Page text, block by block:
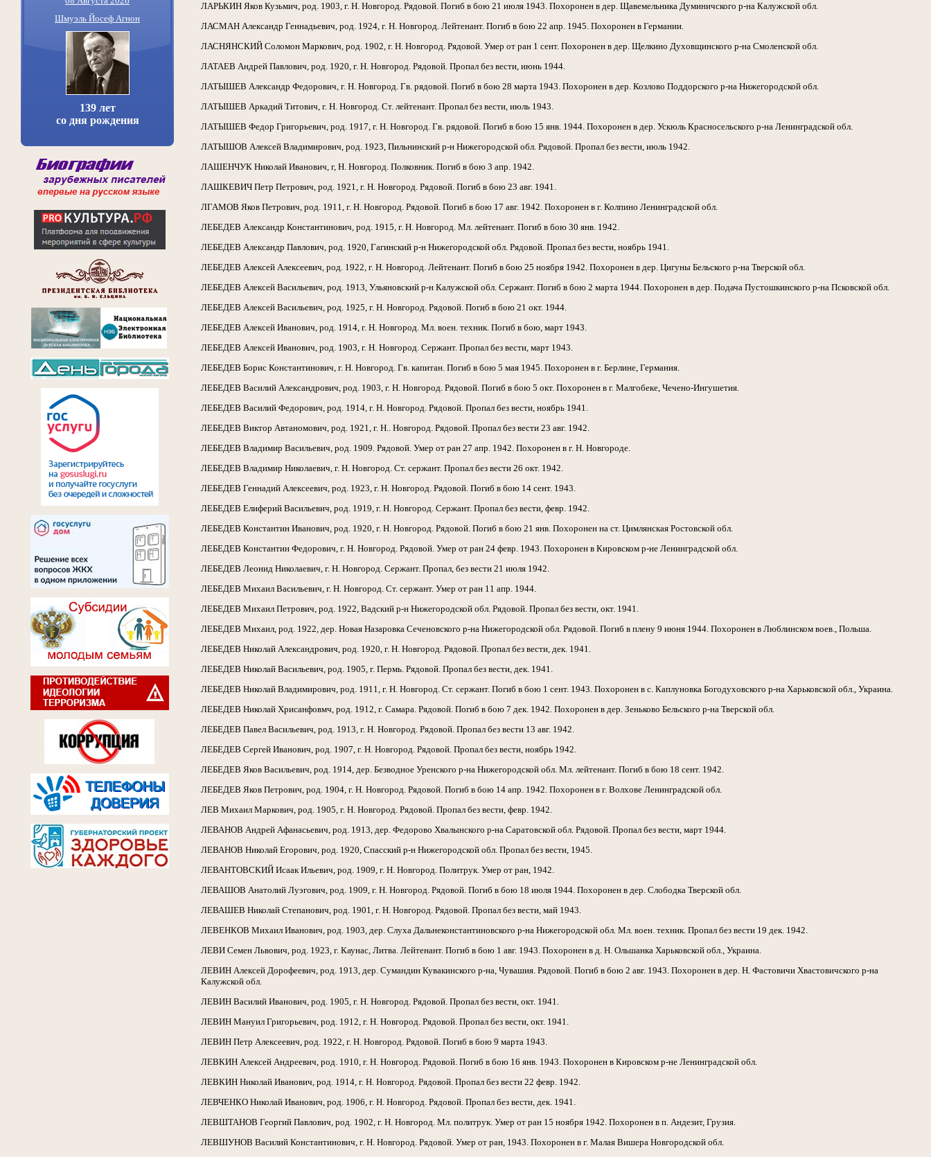
Шмуэль Йосеф Агнон
139 лет
со дня рождения
ЛАРЬКИН Яков Кузьмич, род. 1903, г. Н. Новгород. Рядовой. Погиб в бою 21 июля 1943. Похоронен в дер. Щавемельника Думиничского р-на Калужской обл.
ЛАСМАН Александр Геннадьевич, род. 1924, г. Н. Новгород. Лейтенант. Погиб в бою 22 апр. 1945. Похоронен в Германии.
ЛАСНЯНСКИЙ Соломон Маркович, род. 1902, г. Н. Новгород. Рядовой. Умер от ран 1 сент. Похоронен в дер. Щелкино Духовщинского р-на Смоленской обл.
ЛАТАЕВ Андрей Павлович, род. 1920, г. Н. Новгород. Рядовой. Пропал без вести, июнь 1944.
ЛАТЫШЕВ Александр Федорович, г. Н. Новгород. Гв. рядовой. Погиб в бою 28 марта 1943. Похоронен в дер. Козлово Поддорского р-на Нижегородской обл.
ЛАТЫШЕВ Аркадий Титович, г. Н. Новгород. Ст. лейтенант. Пропал без вести, июль 1943.
ЛАТЫШЕВ Федор Григорьевич, род. 1917, г. Н. Новгород. Гв. рядовой. Погиб в бою 15 янв. 1944. Похоронен в дер. Ускюль Красносельского р-на Ленинградской обл.
ЛАТЫШОВ Алексей Владимирович, род. 1923, Пильнинский р-н Нижегородской обл. Рядовой. Пропал без вести, июль 1942.
ЛАШЕНЧУК Николай Иванович, г, Н. Новгород. Полковник. Погиб в бою 3 апр. 1942.
ЛАШКЕВИЧ Петр Петрович, род. 1921, г. Н. Новгород. Рядовой. Погиб в бою 23 авг. 1941.
ЛГАМОВ Яков Петрович, род. 1911, г. Н. Новгород. Рядовой. Погиб в бою 17 авг. 1942. Похоронен в г. Колпино Ленинградской обл.
ЛЕБЕДЕВ Александр Константинович, род. 1915, г. Н. Новгород. Мл. лейтенант. Погиб в бою 30 янв. 1942.
ЛЕБЕДЕВ Александр Павлович, род. 1920, Гагинский р-н Нижегородской обл. Рядовой. Пропал без вести, ноябрь 1941.
ЛЕБЕДЕВ Алексей Алексеевич, род. 1922, г. Н. Новгород. Лейтенант. Погиб в бою 25 ноября 1942. Похоронен в дер. Цигуны Бельского р-на Тверской обл.
ЛЕБЕДЕВ Алексей Васильевич, род. 1913, Ульяновский р-н Калужской обл. Сержант. Погиб в бою 2 марта 1944. Похоронен в дер. Подача Пустошкинского р-на Псковской обл.
ЛЕБЕДЕВ Алексей Васильевич, род. 1925, г. Н. Новгород. Рядовой. Погиб в бою 21 окт. 1944.
ЛЕБЕДЕВ Алексей Иванович, род. 1914, г. Н. Новгород. Мл. воен. техник. Погиб в бою, март 1943.
ЛЕБЕДЕВ Алексей Иванович, род. 1903, г. Н. Новгород. Сержант. Пропал без вести, март 1943.
ЛЕБЕДЕВ Борис Константинович, г. Н. Новгород. Гв. капитан. Погиб в бою 5 мая 1945. Похоронен в г. Берлине, Германия.
ЛЕБЕДЕВ Василий Александрович, род. 1903, г. Н. Новгород. Рядовой. Погиб в бою 5 окт. Похоронен в г. Малгобеке, Чечено-Ингушетия.
ЛЕБЕДЕВ Василий Федорович, род. 1914, г. Н. Новгород. Рядовой. Пропал без вести, ноябрь 1941.
ЛЕБЕДЕВ Виктор Автаномович, род. 1921, г. Н.. Новгород. Рядовой. Пропал без вести 23 авг. 1942.
ЛЕБЕДЕВ Владимир Васильевич, род. 1909. Рядовой. Умер от ран 27 апр. 1942. Похоронен в г. Н. Новгороде.
ЛЕБЕДЕВ Владимир Николаевич, г. Н. Новгород. Ст. сержант. Пропал без вести 26 окт. 1942.
ЛЕБЕДЕВ Геннадий Алексеевич, род. 1923, г. Н. Новгород. Рядовой. Погиб в бою 14 сент. 1943.
ЛЕБЕДЕВ Елиферий Васильевич, род. 1919, г. Н. Новгород. Сержант. Пропал без вести, февр. 1942.
ЛЕБЕДЕВ Константин Иванович, род. 1920, г. Н. Новгород. Рядовой. Погиб в бою 21 янв. Похоронен на ст. Цимлянская Ростовской обл.
ЛЕБЕДЕВ Константин Федорович, г. Н. Новгород. Рядовой. Умер от ран 24 февр. 1943. Похоронен в Кировском р-не Ленинградской обл.
ЛЕБЕДЕВ Леонид Николаевич, г. Н. Новгород. Сержант. Пропал, без вести 21 июля 1942.
ЛЕБЕДЕВ Михаил Васильевич, г. Н. Новгород. Ст. сержант. Умер от ран 11 апр. 1944.
ЛЕБЕДЕВ Михаил Петрович, род. 1922, Вадский р-н Нижегородской обл. Рядовой. Пропал без вести, окт. 1941.
ЛЕБЕДЕВ Михаил, род. 1922, дер. Новая Назаровка Сеченовского р-на Нижегородской обл. Рядовой. Погиб в плену 9 июня 1944. Похоронен в Люблинском воев., Польша.
ЛЕБЕДЕВ Николай Александрович, род. 1920, г. Н. Новгород. Рядовой. Пропал без вести, дек. 1941.
ЛЕБЕДЕВ Николай Васильевич, род. 1905, г. Пермь. Рядовой. Пропал без вести, дек. 1941.
ЛЕБЕДЕВ Николай Владимирович, род. 1911, г. Н. Новгород. Ст. сержант. Погиб в бою 1 сент. 1943. Похоронен в с. Каплуновка Богодуховского р-на Харьковской обл., Украина.
ЛЕБЕДЕВ Николай Хрисанфовмч, род. 1912, г. Самара. Рядовой. Погиб в бою 7 дек. 1942. Похоронен в дер. Зеньково Бельского р-на Тверской обл.
ЛЕБЕДЕВ Павел Васильевич, род. 1913, г. Н. Новгород. Рядовой. Пропал без вести 13 авг. 1942.
ЛЕБЕДЕВ Сергей Иванович, род. 1907, г. Н. Новгород. Рядовой. Пропал без вести, ноябрь 1942.
ЛЕБЕДЕВ Яков Васильевич, род. 1914, дер. Безводное Уренского р-на Нижегородской обл. Мл. лейтенант. Погиб в бою 18 сент. 1942.
ЛЕБЕДЕВ Яков Петрович, род. 1904, г. Н. Новгород. Рядовой. Погиб в бою 14 апр. 1942. Похоронен в г. Волхове Ленинградской обл.
ЛЕВ Михаил Маркович, род. 1905, г. Н. Новгород. Рядовой. Пропал без вести, февр. 1942.
ЛЕВАНОВ Андрей Афанасьевич, род. 1913, дер. Федорово Хвалынского р-на Саратовской обл. Рядовой. Пропал без вести, март 1944.
ЛЕВАНОВ Николай Егорович, род. 1920, Спасский р-н Нижегородской обл. Пропал без вести, 1945.
ЛЕВАНТОВСКИЙ Исаак Ильевич, род. 1909, г. Н. Новгород. Политрук. Умер от ран, 1942.
ЛЕВАШОВ Анатолий Луэгович, род. 1909, г. Н. Новгород. Рядовой. Погиб в бою 18 июля 1944. Похоронен в дер. Слободка Тверской обл.
ЛЕВАШЕВ Николай Степанович, род. 1901, г. Н. Новгород. Рядовой. Пропал без вести, май 1943.
ЛЕВЕНКОВ Михаил Иванович, род. 1903, дер. Слуха Дальнеконстантиновского р-на Нижегородской обл. Мл. воен. техник. Пропал без вести 19 дек. 1942.
ЛЕВИ Семен Львович, род. 1923, г. Каунас, Литва. Лейтенант. Погиб в бою 1 авг. 1943. Похоронен в д. Н. Ольшанка Харьковской обл., Украина.
ЛЕВИН Алексей Дорофеевич, род. 1913, дер. Сумандин Кувакинского р-на, Чувашия. Рядовой. Погиб в бою 2 авг. 1943. Похоронен в дер. Н. Фастовичи Хвастовичского р-на
Калужской обл.
ЛЕВИН Василий Иванович, род. 1905, г. Н. Новгород. Рядовой. Пропал без вести, окт. 1941.
ЛЕВИН Мануил Григорьевич, род. 1912, г. Н. Новгород. Рядовой. Пропал без вести, окт. 1941.
ЛЕВИН Петр Алексеевич, род. 1922, г. Н. Новгород. Рядовой. Погиб в бою 9 марта 1943.
ЛЕВКИН Алексей Андреевич, род. 1910, г. Н. Новгород. Рядовой. Погиб в бою 16 янв. 1943. Похоронен в Кировском р-не Ленинградской обл.
ЛЕВКИН Николай Иванович, род. 1914, г. Н. Новгород. Рядовой. Пропал без вести 22 февр. 1942.
ЛЕВЧЕНКО Николай Иванович, род. 1906, г. Н. Новгород. Рядовой. Пропал без вести, дек. 1941.
ЛЕВШТАНОВ Георгий Павлович, род. 1902, г. Н. Новгород. Мл. политрук. Умер от ран 15 ноября 1942. Похоронен в п. Андезит, Грузия.
ЛЕВШУНОВ Василий Константинович, г. Н. Новгород. Рядовой. Умер от ран, 1943. Похоронен в г. Малая Вишера Новгородской обл.